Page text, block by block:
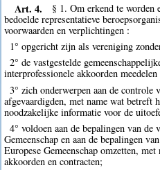
Art. 4.
§ 1. Om erkend te
bedoelde representatieve
voorwaarden en verplichtingen :
1° opgericht zijn als vereniging
2° de vastgestelde
interprofessionele akkoorden
3° zich onderwerpen aan de
afgevaardigden, met name wat betreft
noodzakelijke informatie voor de
4° voldoen aan de bepalingen van de
Gemeenschap en aan de bepalingen
Europese Gemeenschap omzetten,
akkoorden en contracten;